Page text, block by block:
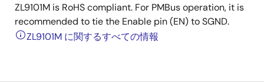
ZL9101M is RoHS compliant. For PMBus operation, it is
recommended to tie the Enable pin (EN) to SGND.
ZL9101M に関するすべての情報